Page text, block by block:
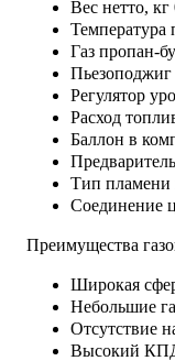
Вес нетто, кг
Температура
Газ пропан-
Пьезоподжиг
Регулятор
Расход
Баллон в
Тип пламени
Соединение
Преимущества
Широкая
Небольшие
Отсутствие
Высокий